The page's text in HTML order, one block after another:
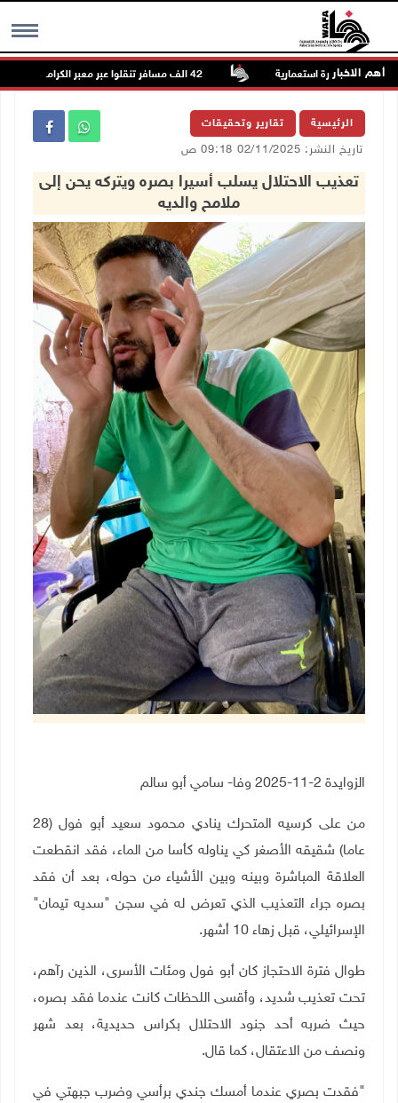
MENU أهم الاخبار
بؤرة استعمارية 42 الف مسافر تنقلوا عبر معبر الكرامة الأسبوع الماضي
الرئيسية تقارير وتحقيقات
تاريخ النشر: 02/11/2025 09:18 ص
تعذيب الاحتلال يسلب أسيرا بصره ويتركه يحن إلى
ملامح والديه
الزوايدة 2-11-2025 وفا- سامي أبو سالم
من على كرسيه المتحرك ينادي محمود سعيد أبو فول (28
عاما) شقيقه الأصغر كي يناوله كأسا من الماء، فقد انقطعت
العلاقة المباشرة وبينه وبين الأشياء من حوله، بعد أن فقد
بصره جراء التعذيب الذي تعرض له في سجن "سديه تيمان"
الإسرائيلي، قبل زهاء 10 أشهر
.
طوال فترة الاحتجاز كان أبو فول ومئات الأسرى، الذين رآهم،
تحت تعذيب شديد، وأقسى اللحظات كانت عندما فقد بصره،
حيث ضربه أحد جنود الاحتلال بكراس حديدية، بعد شهر
ونصف من الاعتقال، كما قال.
"فقدت بصري عندما أمسك جندي برأسي وضرب جبهتي في